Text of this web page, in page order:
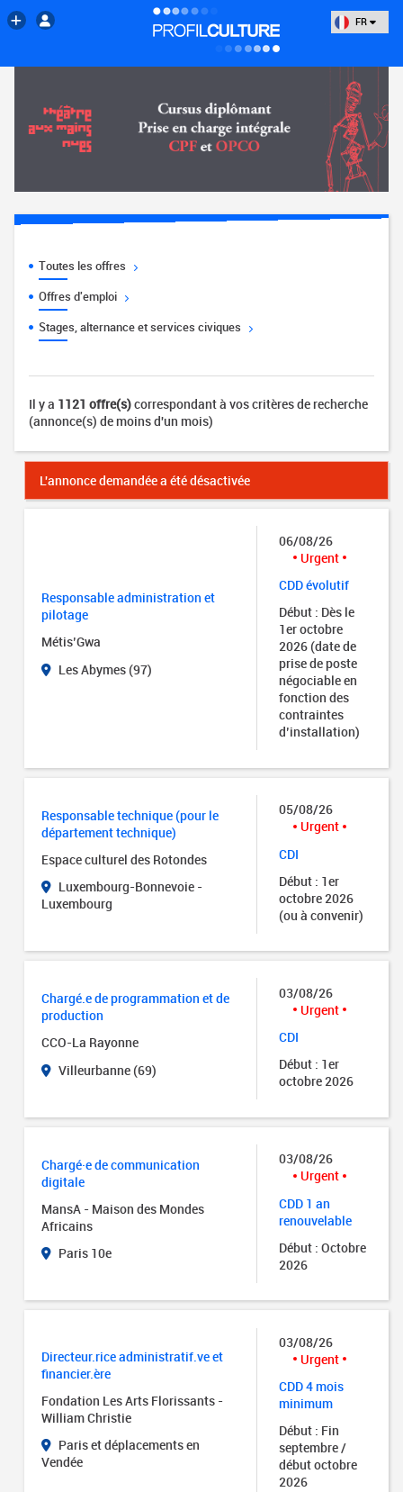
FR
Toutes les offres
Offres d'emploi
Stages, alternance et services civiques
Il y a 1121 offre(s)correspondant à vos critères de recherche
(annonce(s) de moins d'un mois)
L'annonce demandée a été désactivée
Responsable administration et
pilotage
Métis’Gwa
Les Abymes (97)
06/08/26
Urgent
CDD évolutif
Début : Dès le
1er octobre
2026 (date de
prise de poste
négociable en
fonction des
contraintes
d’installation)
Responsable technique (pour le
département technique)
Espace culturel des Rotondes
Luxembourg-Bonnevoie -
Luxembourg
05/08/26
Urgent
CDI
Début : 1er
octobre 2026
(ou à convenir)
Chargé.e de programmation et de
production
CCO-La Rayonne
Villeurbanne (69)
03/08/26
Urgent
CDI
Début : 1er
octobre 2026
Chargé·e de communication
digitale
MansA - Maison des Mondes
Africains
Paris 10e
03/08/26
Urgent
CDD 1 an
renouvelable
Début : Octobre
2026
Directeur.rice administratif.ve et
financier.ère
Fondation Les Arts Florissants -
William Christie
Paris et déplacements en
Vendée
03/08/26
Urgent
CDD 4 mois
minimum
Début : Fin
septembre /
début octobre
2026